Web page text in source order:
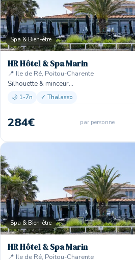
Spa & Bien-être
HR Hôtel & Spa Marin
📍 Ile de Ré, Poitou-Charente
Silhouette & minceur…
🌙 1-7n ✓ Thalasso
284€ par personne
Spa & Bien-être
HR Hôtel & Spa Marin
📍 Ile de Ré, Poitou-Charente